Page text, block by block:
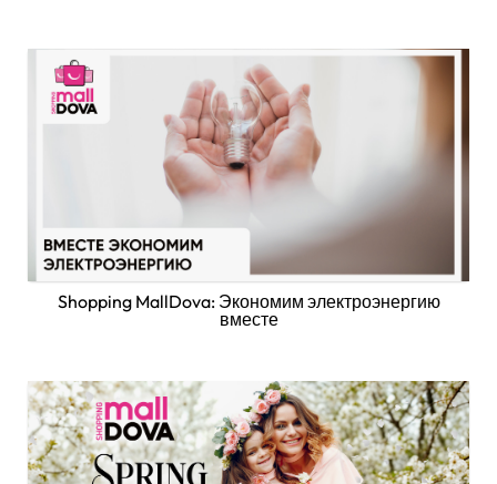
Shopping MallDova: Экономим электроэнергию
вместе